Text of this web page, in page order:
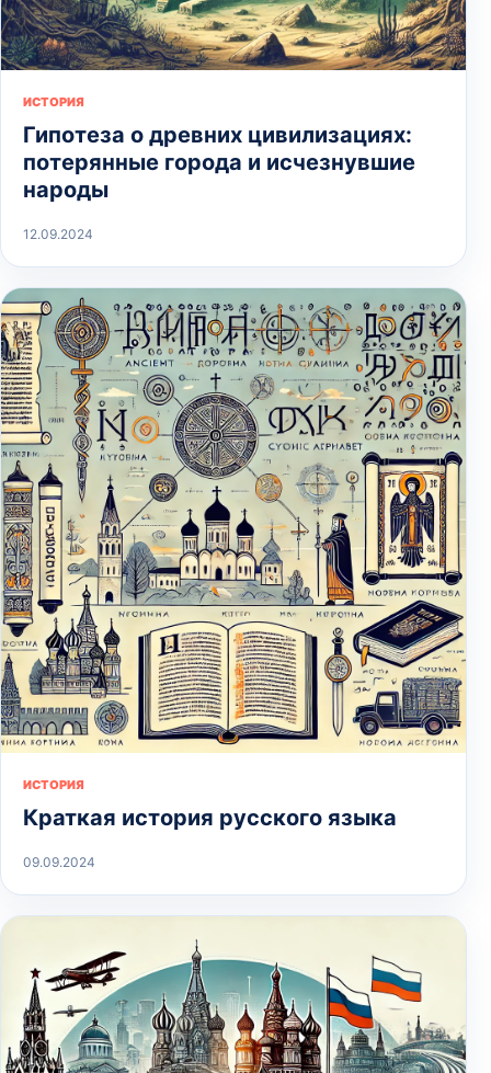
ИСТОРИЯ
Гипотеза о древних цивилизациях:
потерянные города и исчезнувшие
народы
12.09.2024
ИСТОРИЯ
Краткая история русского языка
09.09.2024